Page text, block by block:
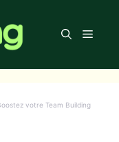
Menu
votre Team Building